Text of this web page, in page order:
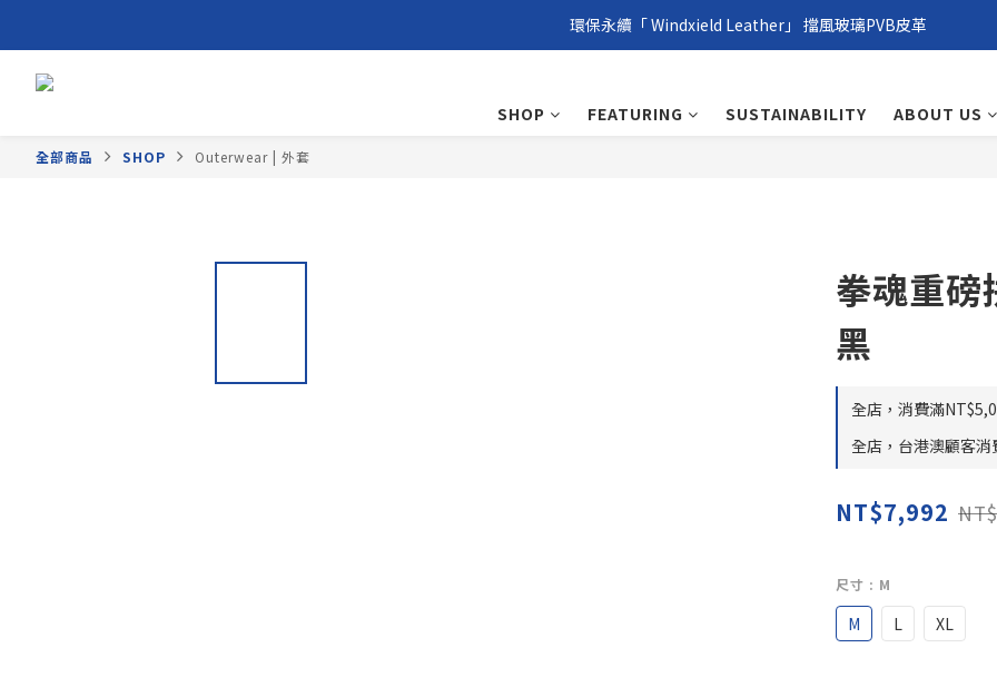
環保永續「 Windxield Leather」 擋風玻璃PVB皮革
環保永續「 Windxield Leather」 擋風玻璃PVB皮革
環保永續「 Windxield Leather」 擋風玻璃PVB皮革
SHOP
FEATURING SUSTAINABILITY ABOUT US
全部商品 SHOP Outerwear | 外套
拳魂重磅
黑
全店，消費滿
全店，台港澳顧客
NT$7,992
尺寸 : M
M L XL